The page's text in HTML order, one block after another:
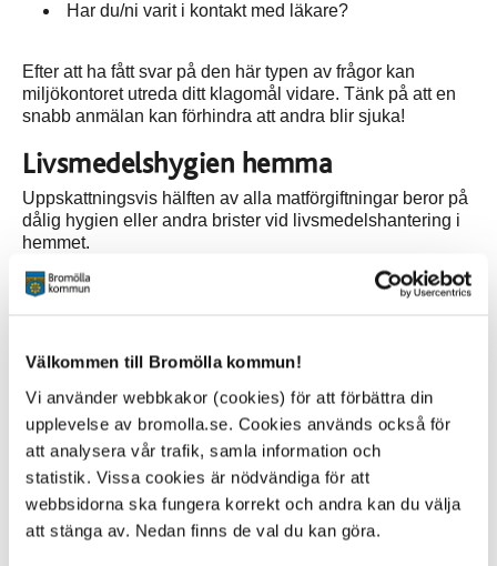
Välkommen till Bromölla kommun!
Vi använder webbkakor (cookies) för att förbättra din
upplevelse av bromolla.se. Cookies används också för
att analysera vår trafik, samla information och
statistik. Vissa cookies är nödvändiga för att
webbsidorna ska fungera korrekt och andra kan du välja
att stänga av. Nedan finns de val du kan göra.
Har du/ni varit i kontakt med läkare?
Efter att ha fått svar på den här typen av frågor kan
miljökontoret utreda ditt klagomål vidare. Tänk på att en
snabb anmälan kan förhindra att andra blir sjuka!
Livsmedelshygien hemma
Uppskattningsvis hälften av alla matförgiftningar beror på
dålig hygien eller andra brister vid livsmedelshantering i
hemmet.
Läs gärna Livsmedelsverkets broschyrer
Säker mat på eget fat
Livsmedelsverkets information om hur du undviker
matförgiftning hemma och på resan
Kontakt